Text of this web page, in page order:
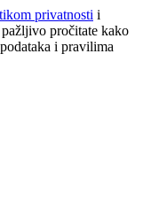
privatnosti i
pročitate kako
i pravilima